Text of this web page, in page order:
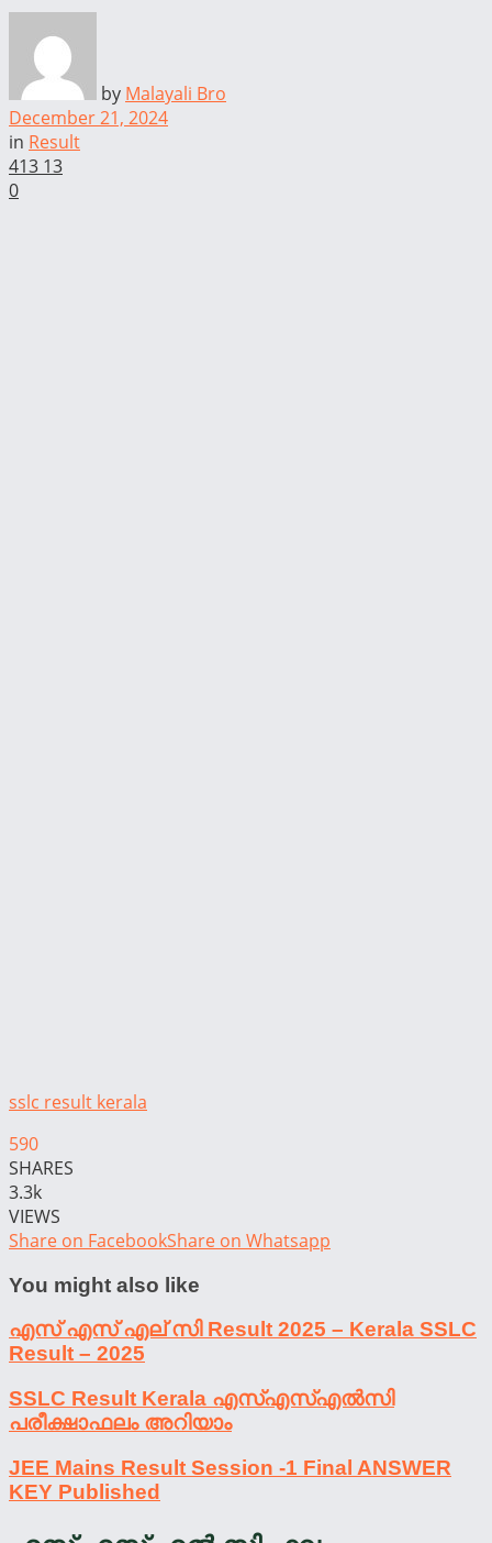
by Malayali Bro
December 21, 2024
in Result
413 13
0
sslc result kerala
590
SHARES
3.3k
VIEWS
Share on FacebookShare on Whatsapp
You might also like
എസ് എസ് എല് സി Result 2025 – Kerala SSLC
Result – 2025
SSLC Result Kerala എസ്എസ്എൽസി
പരീക്ഷാഫലം അറിയാം
JEE Mains Result Session -1 Final ANSWER
KEY Published